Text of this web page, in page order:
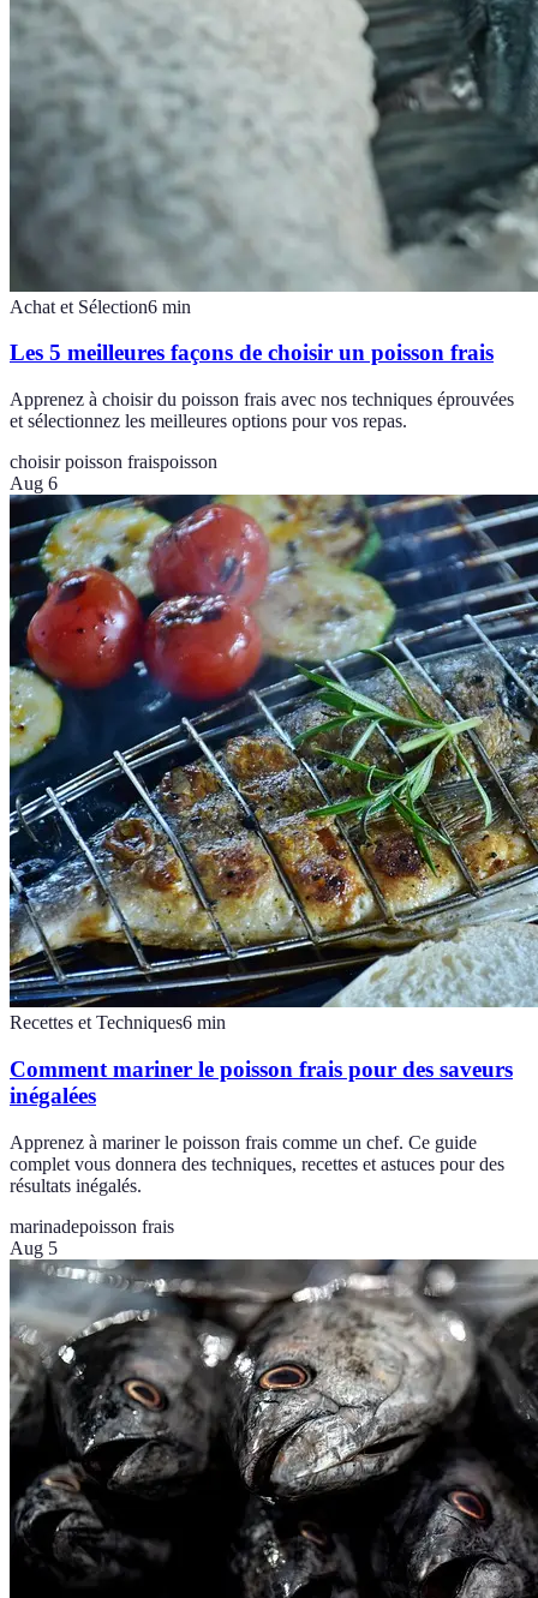
Achat et Sélection6 min
Les 5 meilleures façons de choisir un poisson frais
Apprenez à choisir du poisson frais avec nos techniques éprouvées
et sélectionnez les meilleures options pour vos repas.
choisir poisson fraispoisson
Aug 6
Recettes et Techniques6 min
Comment mariner le poisson frais pour des saveurs
inégalées
Apprenez à mariner le poisson frais comme un chef. Ce guide
complet vous donnera des techniques, recettes et astuces pour des
résultats inégalés.
marinadepoisson frais
Aug 5